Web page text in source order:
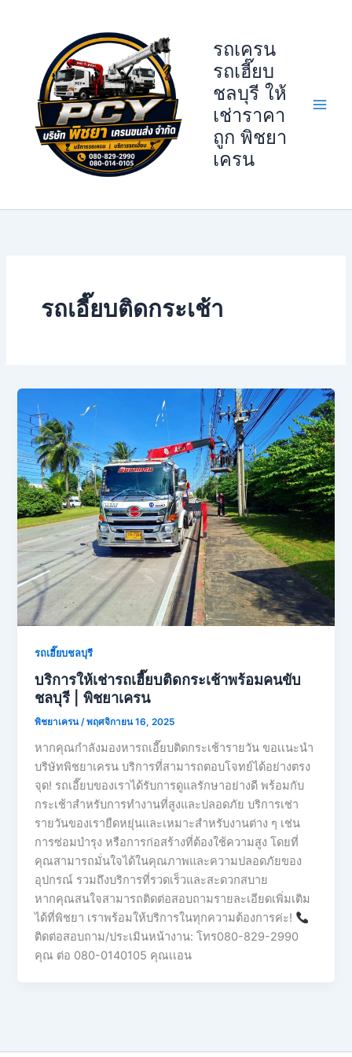
รถเครน
รถเฮี๊ยบ
ชลบุรี ให้
เช่าราคา
ถูก พิชยา
เครน
รถเอี๊ยบติดกระเช้า
รถเฮี๊ยบชลบุรี
บริการให้เช่ารถเฮี๊ยบติดกระเช้าพร้อมคนขับ
ชลบุรี | พิชยาเครน
พิชยาเครน/พฤศจิกายน 16, 2025
หากคุณกำลังมองหารถเอี๊ยบติดกระเช้ารายวัน ขอเเนะนำ
บริษัทพิชยาเครน บริการที่สามารถตอบโจทย์ได้อย่างตรง
จุด! รถเอี๊ยบของเราได้รับการดูแลรักษาอย่างดี พร้อมกับ
กระเช้าสำหรับการทำงานที่สูงและปลอดภัย บริการเช่า
รายวันของเรายืดหยุ่นและเหมาะสำหรับงานต่าง ๆ เช่น
การซ่อมบำรุง หรือการก่อสร้างที่ต้องใช้ความสูง โดยที่
คุณสามารถมั่นใจได้ในคุณภาพและความปลอดภัยของ
อุปกรณ์ รวมถึงบริการที่รวดเร็วและสะดวกสบาย
หากคุณสนใจสามารถติดต่อสอบถามรายละเอียดเพิ่มเติม
ได้ที่พิชยา เราพร้อมให้บริการในทุกความต้องการค่ะ!
ติดต่อสอบถาม/ประเมินหน้างาน: โทร080-829-2990
คุณ ต่อ 080-0140105 คุณเเอน